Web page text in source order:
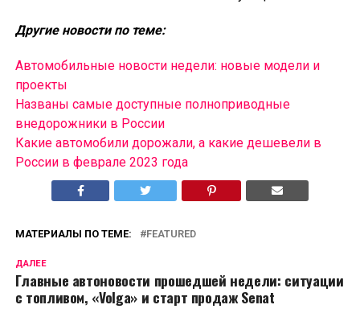
Другие новости по теме:
Автомобильные новости недели: новые модели и
проекты
Названы самые доступные полноприводные
внедорожники в России
Какие автомобили дорожали, а какие дешевели в
России в феврале 2023 года
МАТЕРИАЛЫ ПО ТЕМЕ: FEATURED
ДАЛЕЕ
Главные автоновости прошедшей недели: ситуации
с топливом, «Volga» и старт продаж Senat